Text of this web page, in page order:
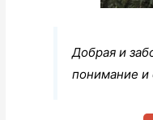
Добрая и
понимание